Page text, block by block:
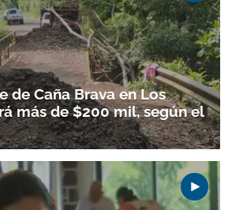
de Caña Brava en Los
más de $200 mil, según el